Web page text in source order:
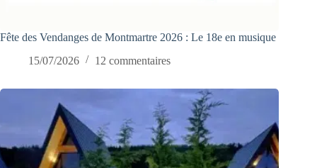
Fête des Vendanges de Montmartre 2026 : Le 18e en musique
15/07/2026
12 commentaires